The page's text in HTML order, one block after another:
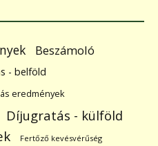
Beszámoló
- belföld
eredmények
Díjugratás - külföld
Fertőző kevésvérűség